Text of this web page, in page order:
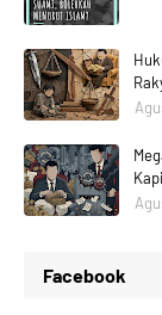
Facebook